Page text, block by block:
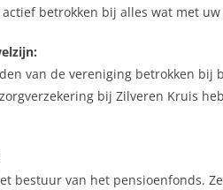
betrokken bij alles wat met
van de vereniging betrokken
bij Zilveren Kruis
bestuur van het pensioenfonds.